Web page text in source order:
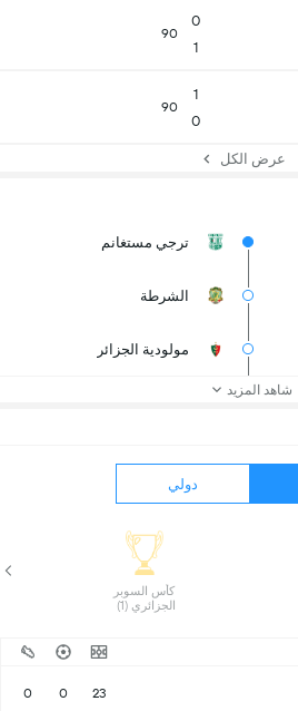
0
1
90
1
0
90
عرض الكل
ترجي مستغانم
الشرطة
مولودية الجزائر
شاهد المزيد
دولي
الجزائري (1)
23
0
0